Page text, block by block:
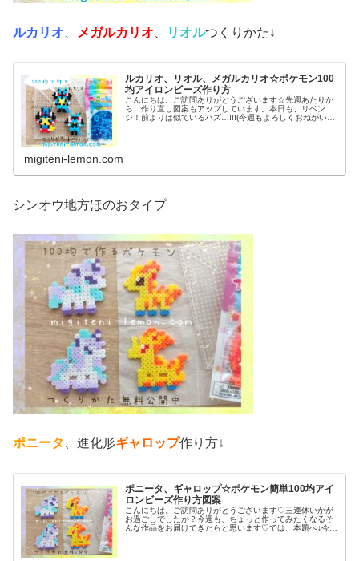
ルカリオ メガルカリオ リオルつくりかた↓
ルカリオ、リオル、メガルカリオ☆ポケモン100
均アイロンビーズ作り方
こんにちは。ご訪問ありがとうございます☆先週あたりか
ら、作り直し図案もアップしています。本日も、リベン
ジ！前よりは似ているハズ…!!!(今週もよろしくおねがいし
migiteni-lemon.com
シンオウ地方ほのおタイプ
ポニータ 、進化形ギャロップ作り方↓
ポニータ、ギャロップ☆ポケモン簡単100均アイ
ロンビーズ作り方図案
こんにちは。ご訪問ありがとうございます♡三連休いかが
お過ごしでしたか？今週も、ちょっと作ってみたくなるそ
んな作品をお届けできたらと思います♡では、本題へ↓今日